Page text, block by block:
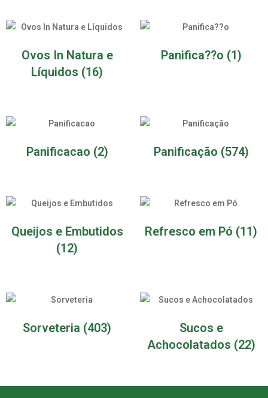
Ovos In Natura e
Líquidos (16)
Panifica??o (1)
Panificacao (2) Panificação (574)
Queijos e Embutidos
(12)
Refresco em Pó (11)
Sorveteria (403)
Sucos e
Achocolatados (22)